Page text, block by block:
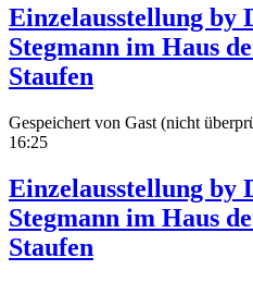
Einzelausstellung by
Stegmann im Haus
Staufen
Gespeichert von Gast (nicht
16:25
Einzelausstellung by
Stegmann im Haus
Staufen